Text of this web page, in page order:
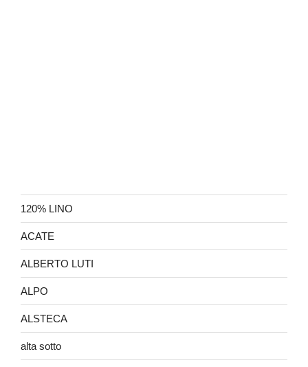
120% LINO
ACATE
ALBERTO LUTI
ALPO
ALSTECA
alta sotto